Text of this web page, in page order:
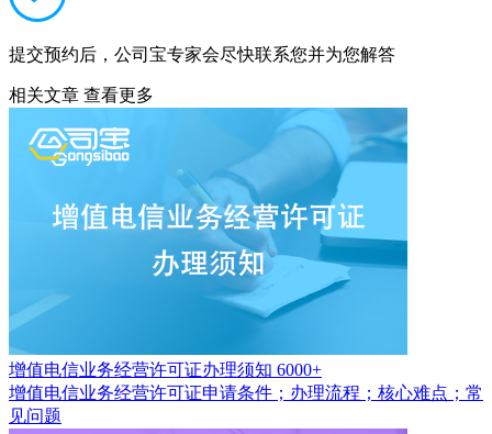
提交预约后，公司宝专家会尽快联系您并为您解答
相关文章 查看更多
增值电信业务经营许可证办理须知 6000+
增值电信业务经营许可证申请条件；办理流程；核心难点；常
见问题